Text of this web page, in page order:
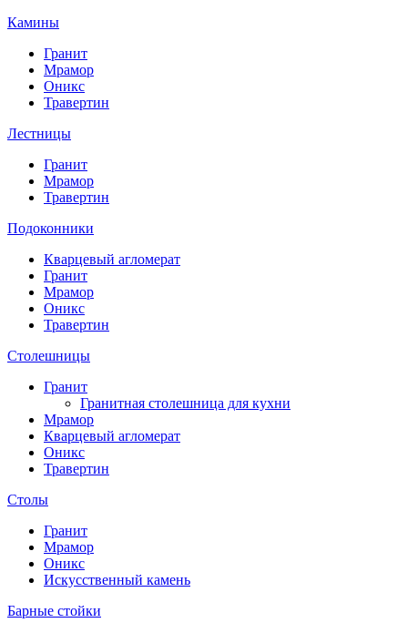
Камины
Гранит
Мрамор
Оникс
Травертин
Лестницы
Гранит
Мрамор
Травертин
Подоконники
Кварцевый агломерат
Гранит
Мрамор
Оникс
Травертин
Столешницы
Гранит
Гранитная столешница для кухни
Мрамор
Кварцевый агломерат
Оникс
Травертин
Столы
Гранит
Мрамор
Оникс
Искусственный камень
Барные стойки